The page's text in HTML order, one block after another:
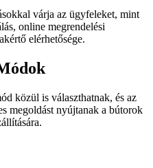
várja az ügyfeleket, mint
online megrendelési
elérhetősége.
közül is választhatnak, és az
megoldást nyújtanak a bútorok